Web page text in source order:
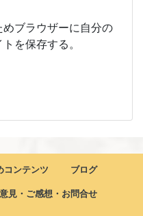
ブラウザーに自分の
を保存する。
コンテンツ ブログ
見・ご感想・お問合せ